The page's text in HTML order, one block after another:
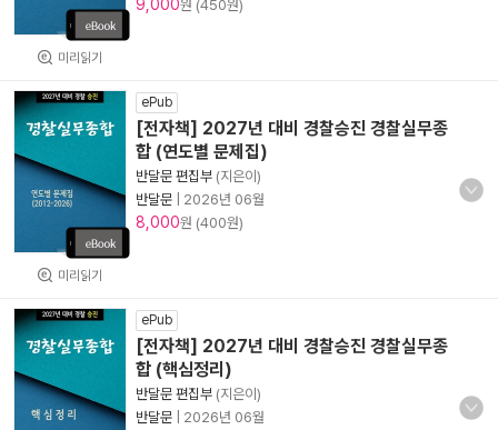
미리읽기
9,000원 (450원)
미리읽기
ePub
[전자책] 2027년 대비 경찰승진 경찰실무종
합 (연도별 문제집)
반달문 편집부 (지은이)
반달문
2026년 06월
8,000원 (400원)
ePub
[전자책] 2027년 대비 경찰승진 경찰실무종
합 (핵심정리)
반달문 편집부 (지은이)
반달문
2026년 06월